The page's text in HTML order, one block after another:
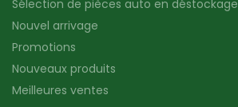
Sélection de pièces auto en déstockage
Nouvel arrivage
Promotions
Nouveaux produits
Meilleures ventes